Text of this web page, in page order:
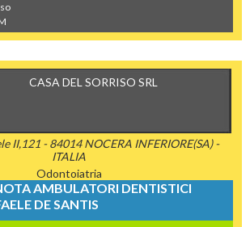
CASA DEL SORRISO SRL
II,121 - 84014 NOCERA INFERIORE(SA) -
ITALIA
Odontoiatria
AMBULATORI DENTISTICI
DE SANTIS